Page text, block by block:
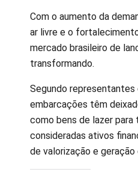
Com o aumento da
ar livre e o
mercado brasileiro de
transformando.
Segundo representantes
embarcações têm
como bens de lazer para
consideradas ativos
de valorização e